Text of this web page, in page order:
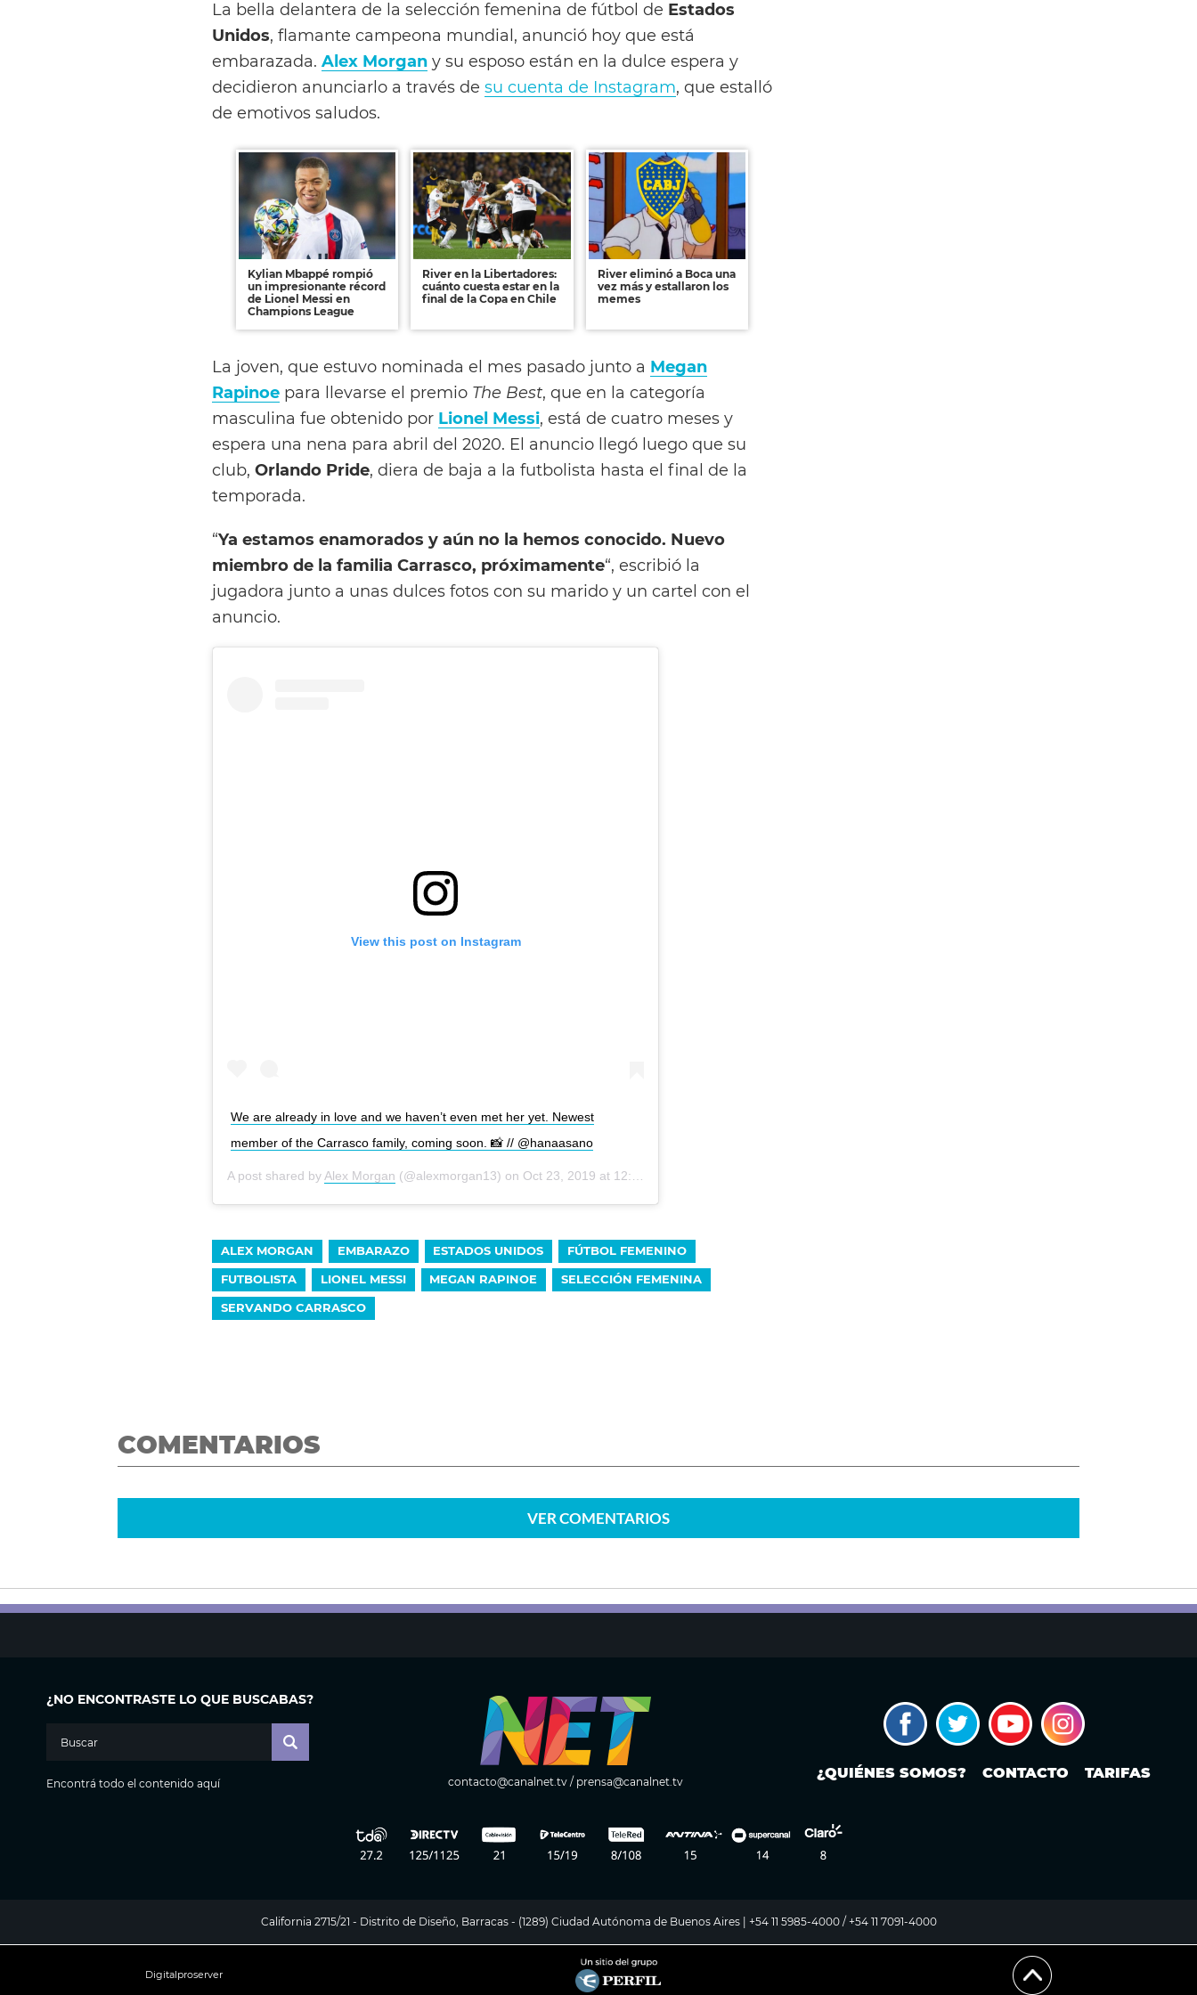
La bella delantera de la selección femenina de fútbol de Estados
Unidos, flamante campeona mundial, anunció hoy que está
embarazada. Alex Morgan y su esposo están en la dulce espera y
decidieron anunciarlo a través de su cuenta de Instagram, que estalló
de emotivos saludos.
Kylian Mbappé rompió
un impresionante récord
de Lionel Messi en
Champions League
River en la Libertadores:
cuánto cuesta estar en la
final de la Copa en Chile
River eliminó a Boca una
vez más y estallaron los
memes
La joven, que estuvo nominada el mes pasado junto a Megan
Rapinoe para llevarse el premio The Best, que en la categoría
masculina fue obtenido por Lionel Messi, está de cuatro meses y
espera una nena para abril del 2020. El anuncio llegó luego que su
club, Orlando Pride, diera de baja a la futbolista hasta el final de la
temporada.
“Ya estamos enamorados y aún no la hemos conocido. Nuevo
miembro de la familia Carrasco, próximamente“, escribió la
jugadora junto a unas dulces fotos con su marido y un cartel con el
anuncio.
View this post on Instagram
We are already in love and we haven’t even met her yet. Newest
member of the Carrasco family, coming soon. 📸 // @hanaasano
A post shared byAlex Morgan (@alexmorgan13) on Oct 23, 2019 at 12:18pm PDT
ALEX MORGAN EMBARAZO ESTADOS UNIDOS
FÚTBOL FEMENINO
FUTBOLISTA
LIONEL MESSI MEGAN RAPINOE
SELECCIÓN FEMENINA
SERVANDO CARRASCO
COMENTARIOS
VERCOMENTARIOS
¿NO ENCONTRASTE LO QUE BUSCABAS?
Encontrá todo el contenido aquí contacto@canalnet.tv/ prensa@canalnet.tv ¿QUIÉNES SOMOS? CONTACTO TARIFAS
California 2715/21 - Distrito de Diseño, Barracas - (1289) Ciudad Autónoma de Buenos Aires | +54 11 5985-4000 / +54 11 7091-4000
Digitalproserver